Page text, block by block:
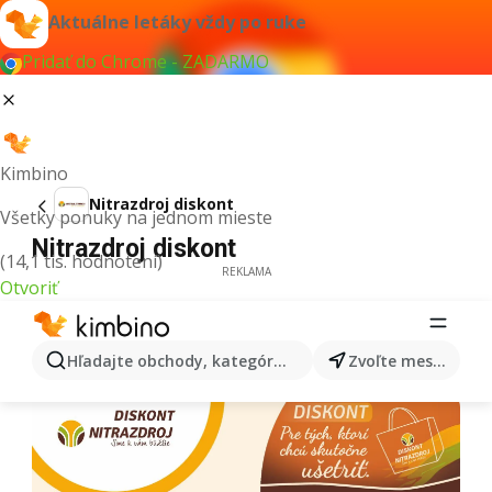
Aktuálne letáky vždy po ruke
Pridať do Chrome - ZADARMO
Kimbino
Všetky ponuky na jednom mieste
(14,1 tis. hodnotení)
Otvoriť
Hľadajte obchody, kategórie, produkty... Zvoľte mesto
Nitrazdroj diskont
Nitrazdroj diskont
REKLAMA